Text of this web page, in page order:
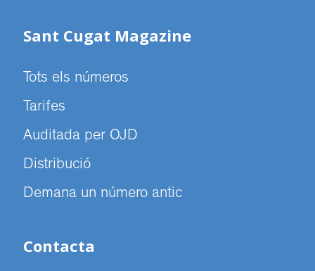
Sant Cugat Magazine
Tots els números
Tarifes
Auditada per OJD
Distribució
Demana un número antic
Contacta